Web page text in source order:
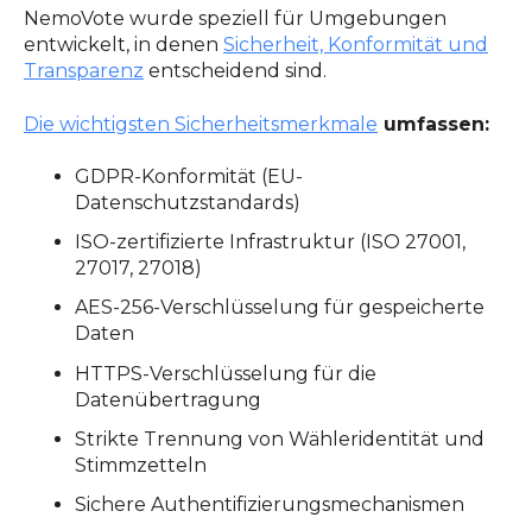
NemoVote wurde speziell für Umgebungen
entwickelt, in denen Sicherheit, Konformität und
Transparenz entscheidend sind.
Die wichtigsten Sicherheitsmerkmale umfassen:
GDPR-Konformität (EU-
Datenschutzstandards)
ISO-zertifizierte Infrastruktur (ISO 27001,
27017, 27018)
AES-256-Verschlüsselung für gespeicherte
Daten
HTTPS-Verschlüsselung für die
Datenübertragung
Strikte Trennung von Wähleridentität und
Stimmzetteln
Sichere Authentifizierungsmechanismen